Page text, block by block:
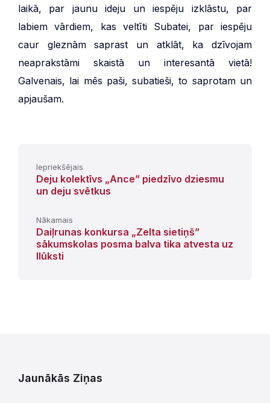
laikā, par jaunu ideju un iespēju izklāstu, par
labiem vārdiem, kas veltīti Subatei, par iespēju
caur gleznām saprast un atklāt, ka dzīvojam
neaprakstāmi skaistā un interesantā vietā!
Galvenais, lai mēs paši, subatieši, to saprotam un
apjaušam.
Iepriekšējais
Deju kolektīvs „Ance” piedzīvo dziesmu
un deju svētkus
Nākamais
Daiļrunas konkursa „Zelta sietiņš”
sākumskolas posma balva tika atvesta uz
Ilūksti
Jaunākās Ziņas